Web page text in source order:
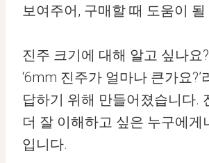
보여주어, 구매할 때 도움이 될
진주 크기에 대해 알고 싶나요
‘6mm 진주가 얼마나 큰가요?’
답하기 위해 만들어졌습니다.
더 잘 이해하고 싶은 누구에게
입니다.